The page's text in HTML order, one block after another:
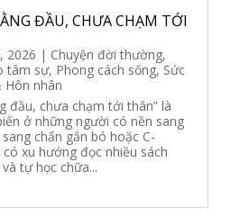
ĐẦU, CHƯA CHẠM TỚI
2026 | Chuyện đời thường,
tâm sự, Phong cách sống, Sức
Hôn nhân
đầu, chưa chạm tới thân” là
ở những người có nền sang
chấn gắn bó hoặc C-
xu hướng đọc nhiều sách
tự học chữa...